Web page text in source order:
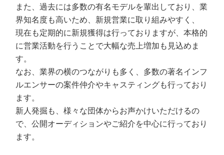
また、過去には多数の有名モデルを輩出しており、業
界知名度も高いため、新規営業に取り組みやすく、
現在も定期的に新規獲得は行っておりますが、本格的
に営業活動を行うことで大幅な売上増加も見込めま
す。
なお、業界の横のつながりも多く、多数の著名インフ
ルエンサーの案件仲介やキャスティングも行っており
ます。
新人発掘も、様々な団体からお声かけいただけるの
で、公開オーディションやご紹介を中心に行っており
ます。